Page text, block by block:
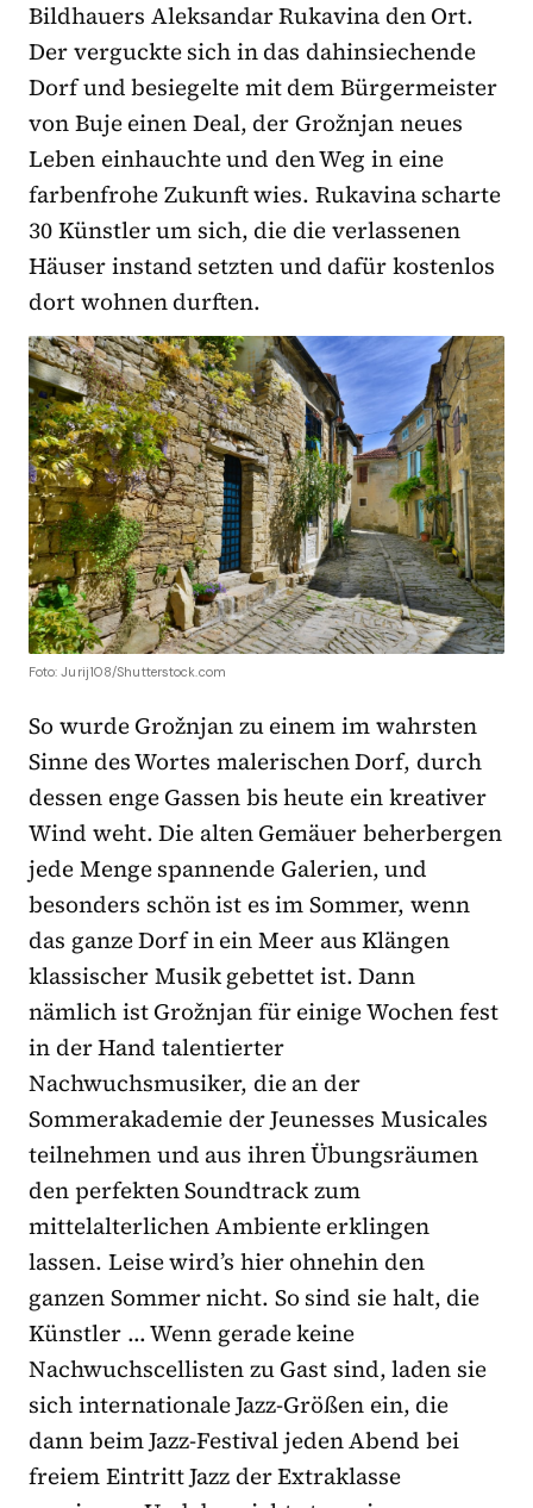
Bildhauers Aleksandar Rukavina den Ort.
Der verguckte sich in das dahinsiechende
Dorf und besiegelte mit dem Bürgermeister
von Buje einen Deal, der Grožnjan neues
Leben einhauchte und den Weg in eine
farbenfrohe Zukunft wies. Rukavina scharte
30 Künstler um sich, die die verlassenen
Häuser instand setzten und dafür kostenlos
dort wohnen durften.
Foto: Jurij108/Shutterstock.com
So wurde Grožnjan zu einem im wahrsten
Sinne des Wortes malerischen Dorf, durch
dessen enge Gassen bis heute ein kreativer
Wind weht. Die alten Gemäuer beherbergen
jede Menge spannende Galerien, und
besonders schön ist es im Sommer, wenn
das ganze Dorf in ein Meer aus Klängen
klassischer Musik gebettet ist. Dann
nämlich ist Grožnjan für einige Wochen fest
in der Hand talentierter
Nachwuchsmusiker, die an der
Sommerakademie der Jeunesses Musicales
teilnehmen und aus ihren Übungsräumen
den perfekten Soundtrack zum
mittelalterlichen Ambiente erklingen
lassen. Leise wird’s hier ohnehin den
ganzen Sommer nicht. So sind sie halt, die
Künstler … Wenn gerade keine
Nachwuchscellisten zu Gast sind, laden sie
sich internationale Jazz-Größen ein, die
dann beim Jazz-Festival jeden Abend bei
freiem Eintritt Jazz der Extraklasse